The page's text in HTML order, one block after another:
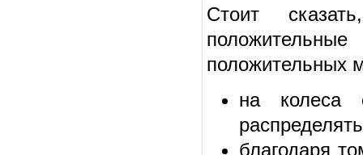
Стоит
положительных
на колеса
благодаря